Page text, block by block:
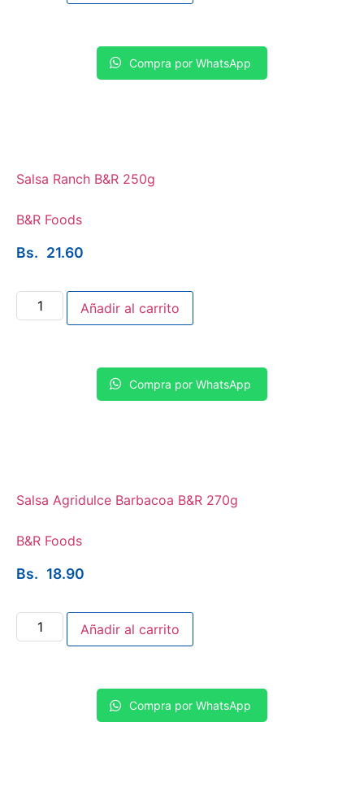
Compra por WhatsApp
Salsa Ranch B&R 250g
B&R Foods
Bs. 21.60
Añadir al carrito
Compra por WhatsApp
Salsa Agridulce Barbacoa B&R 270g
B&R Foods
Bs. 18.90
Añadir al carrito
Compra por WhatsApp